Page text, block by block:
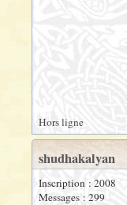
Hors ligne
shudhakalyan
Inscription : 2008
Messages : 299